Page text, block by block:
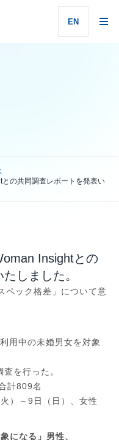
EN
との共同調査レポートを発表い
Insightとの
しました。
ック格差」について意
用中の未婚男女を対象
を行った。
計809名
）～9日（日）、女性
になる」男性、